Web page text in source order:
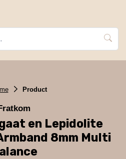
Product
en Lepidolite
8mm Multi